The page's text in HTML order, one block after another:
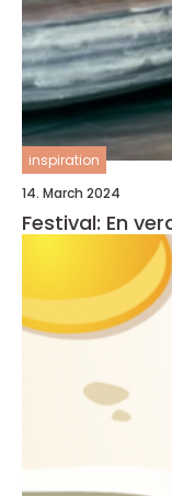
inspiration
14. March 2024
Festival: En